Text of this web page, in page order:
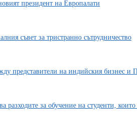
президент на Европалати
съвет за тристранно сътрудничество
представители на индийския бизнес и
разходите за обучение на студенти,